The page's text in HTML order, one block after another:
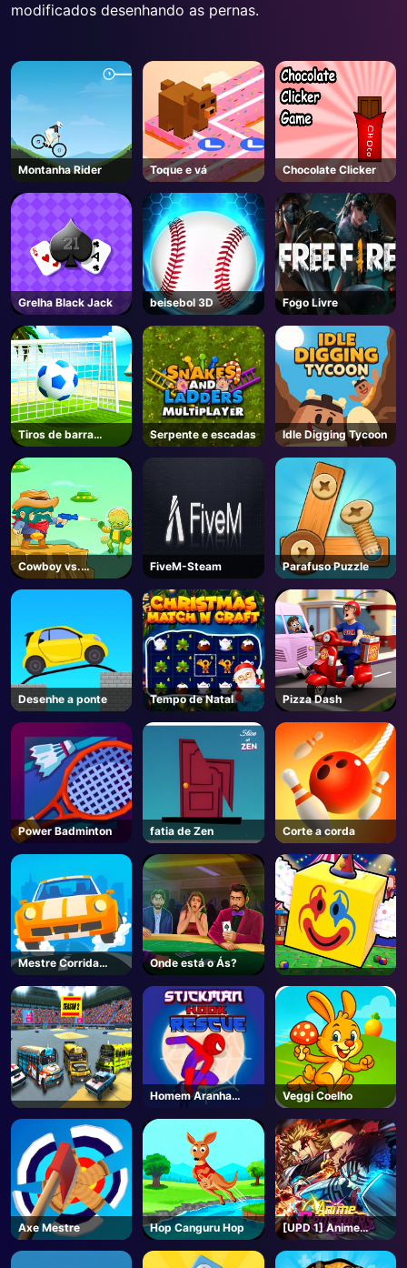
AD
modificados desenhando as pernas.
Montanha Rider Toque e vá Chocolate Clicker
Grelha Black Jack beisebol 3D Fogo Livre
Tiros de barra
cruzada
Serpente e escadas Idle Digging Tycoon
Cowboy vs.
marcianos
FiveM-Steam Parafuso Puzzle
Desenhe a ponte Tempo de Natal Pizza Dash
Power Badminton fatia de Zen Corte a corda
Mestre Corrida
Carro
Onde está o Ás?
Homem Aranha
Veggi Coelho
Axe Mestre Hop Canguru Hop
[UPD 1] Anime
Crusaders - Roblox